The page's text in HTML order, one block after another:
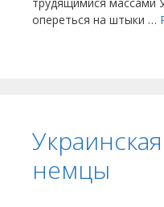
опереться на штыки …
немцы